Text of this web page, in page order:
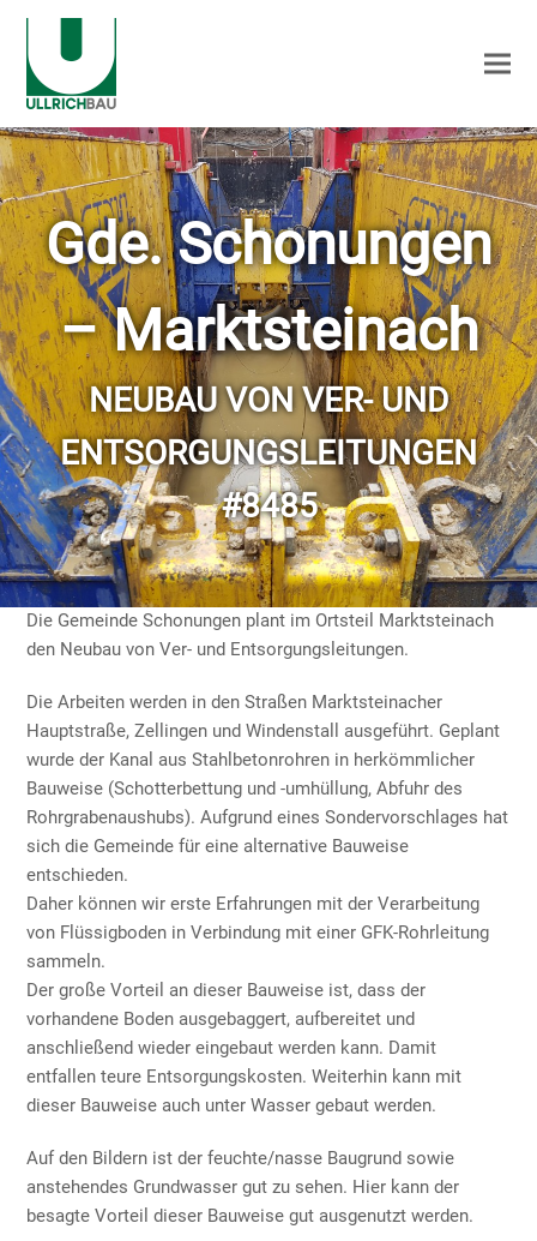
Gde. Schonungen
– Marktsteinach
NEUBAU VON VER- UND
ENTSORGUNGSLEITUNGEN
#8485
Die Gemeinde Schonungen plant im Ortsteil Marktsteinach
den Neubau von Ver- und Entsorgungsleitungen.
Die Arbeiten werden in den Straßen Marktsteinacher
Hauptstraße, Zellingen und Windenstall ausgeführt. Geplant
wurde der Kanal aus Stahlbetonrohren in herkömmlicher
Bauweise (Schotterbettung und -umhüllung, Abfuhr des
Rohrgrabenaushubs). Aufgrund eines Sondervorschlages hat
sich die Gemeinde für eine alternative Bauweise
entschieden.
Daher können wir erste Erfahrungen mit der Verarbeitung
von Flüssigboden in Verbindung mit einer GFK-Rohrleitung
sammeln.
Der große Vorteil an dieser Bauweise ist, dass der
vorhandene Boden ausgebaggert, aufbereitet und
anschließend wieder eingebaut werden kann. Damit
entfallen teure Entsorgungskosten. Weiterhin kann mit
dieser Bauweise auch unter Wasser gebaut werden.
Auf den Bildern ist der feuchte/nasse Baugrund sowie
anstehendes Grundwasser gut zu sehen. Hier kann der
besagte Vorteil dieser Bauweise gut ausgenutzt werden.